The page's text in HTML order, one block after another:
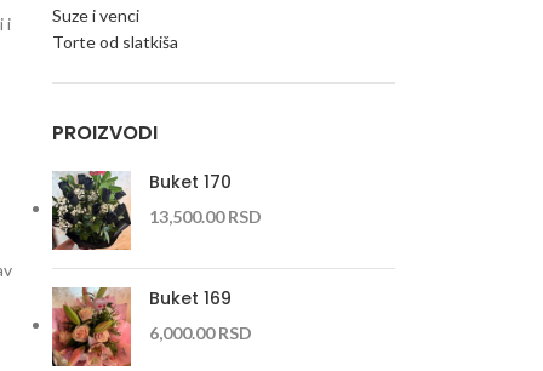
i
Suze i venci
Torte od slatkiša
PROIZVODI
Buket 170
13,500.00RSD
Buket 169
6,000.00RSD